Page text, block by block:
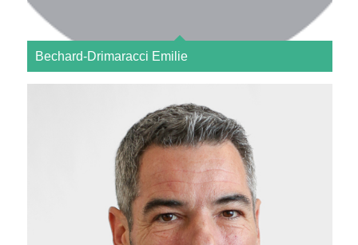
Bechard-Drimaracci Emilie